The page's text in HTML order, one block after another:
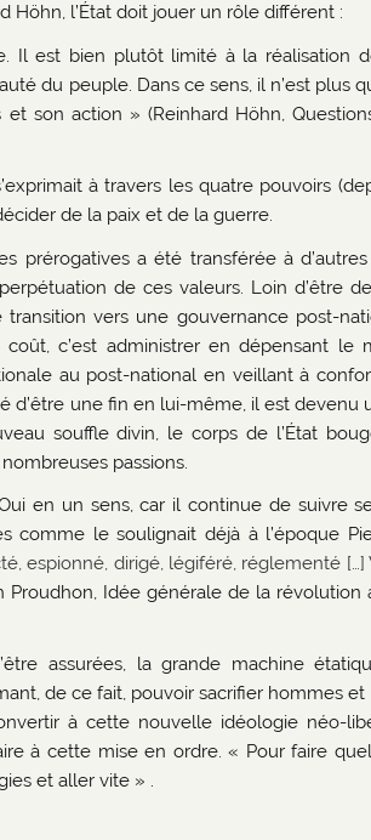
Höhn, l’État doit jouer un rôle différent :
Il est bien plutôt limité à la réalisation
du peuple. Dans ce sens, il n’est plus
son action » (Reinhard Höhn,
à travers les quatre pouvoirs
de la paix et de la guerre.
prérogatives a été transférée à
de ces valeurs. Loin d’être
vers une gouvernance post-
c’est administrer en dépensant le
au post-national en veillant à
d’être une fin en lui-même, il est devenu
souffle divin, le corps de l’État
passions.
en un sens, car il continue de suivre
le soulignait déjà à l’époque
espionné, dirigé, légiféré, réglementé
Proudhon, Idée générale de la
assurées, la grande machine
de ce fait, pouvoir sacrifier hommes
à cette nouvelle idéologie néo-
à cette mise en ordre. « Pour faire
et aller vite » .